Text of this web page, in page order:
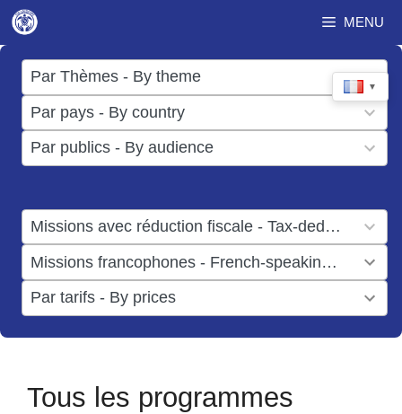
Aller
au
contenu
MENU
▼
Par Thèmes - By theme
17
results
available
Par pays - By country
50
results
available
Par publics - By audience
results
Missions avec réduction fiscale - Tax-deductible missions
result
available
Missions francophones - French-speaking missions
result
available
Par tarifs - By prices
results
available
Tous les programmes